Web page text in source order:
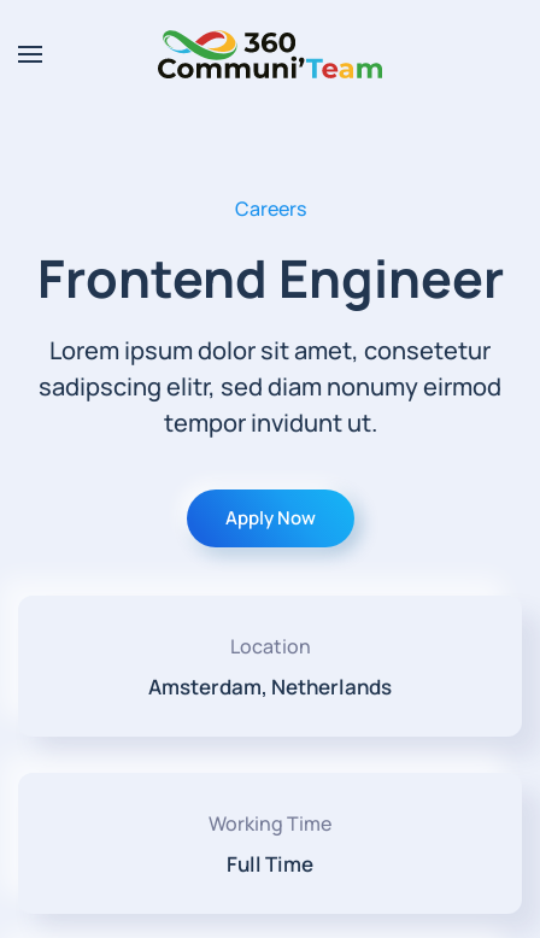
Skip to main content
Careers
Frontend Engineer
Lorem ipsum dolor sit amet, consetetur
sadipscing elitr, sed diam nonumy eirmod
tempor invidunt ut.
Apply Now
Location
Amsterdam, Netherlands
Working Time
Full Time